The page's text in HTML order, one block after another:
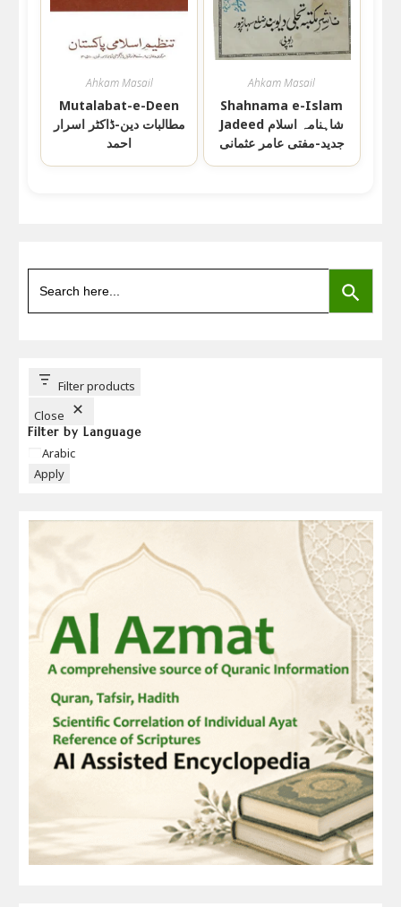
Ahkam Masail
Mutalabat-e-Deen
مطالبات دین-ڈاکٹر اسرار
احمد
Ahkam Masail
Shahnama e-Islam
Jadeed شاہنامہ اسلام
جدید-مفتی عامر عثمانی
Search
for:
SEARCH BUTTON
Filter products
Close
Filter by Language
Language
Arabic
Apply